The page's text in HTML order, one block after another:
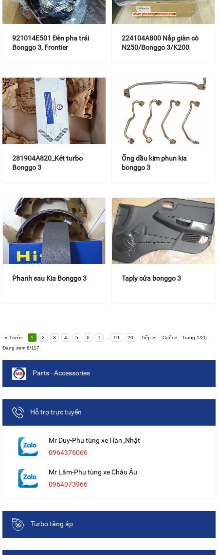
921014E501 Đèn pha trái
Bonggo 3, Frontier
224104A800 Nắp giàn cò
N250/Bonggo 3/K200
281904A820_Két turbo
Bonggo 3
Ống dầu kim phun kia
bonggo 3
Phanh sau Kia Bonggo 3 Taply cửa bonggo 3
« Trước 1 2 3 4 5 6 7 19 20 Tiếp » Cuối »
Trang 1/20.
Đang xem 6/117.
Parts - Accessories
Hỗ trợ trực tuyến
Mr Duy-Phụ tùng xe Hàn ,Nhật
0964376066
Mr Lâm-Phụ tùng xe Châu Âu
0964073966
Turbo tăng áp